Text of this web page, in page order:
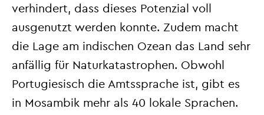
verhindert, dass dieses Potenzial voll
ausgenutzt werden konnte. Zudem macht
die Lage am indischen Ozean das Land sehr
anfällig für Naturkatastrophen. Obwohl
Portugiesisch die Amtssprache ist, gibt es
in Mosambik mehr als 40 lokale Sprachen.